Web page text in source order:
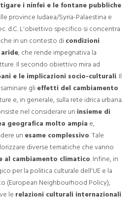
i ninfei e le fontane pubbliche
province Iudaea/Syria-Palaestina e
d.C. L'obiettivo specifico si concentra
in un contesto di condizioni
, che rende impegnativa la
Il secondo obiettivo mira ad
e le implicazioni socio-culturali. Il
gli effetti del cambiamento
e, in generale, sulla rete idrica urbana.
nel considerare un insieme di
geografica molto ampia e,
un esame complessivo. Tale
diverse tematiche che vanno
al cambiamento climatico. Infine, in
per la politica culturale dell'UE e la
(European Neighbourhood Policy),
le relazioni culturali internazionali